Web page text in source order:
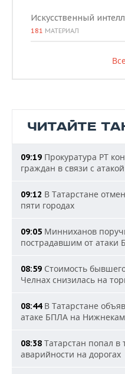
Искусственный
181 МАТЕРИАЛ
ЧИТАЙТЕ
09:19 Прокуратура РТ
граждан в связи с
09:12 В Татарстане
пяти городах
09:05 Минниханов
пострадавшим от
08:59 Стоимость
Челнах снизилась на
08:44В Татарстане
атаке БПЛА на
08:38 Татарстан попал в
аварийности на дорогах